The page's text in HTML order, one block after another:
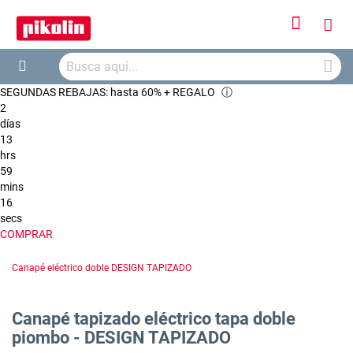
Iniciar
Buscar
SEGUNDAS REBAJAS: hasta 60% + REGALO ⓘ
2
días
13
hrs
59
mins
15
secs
COMPRAR
Canapé eléctrico doble DESIGN TAPIZADO
Canapé tapizado eléctrico tapa doble
piombo - DESIGN TAPIZADO